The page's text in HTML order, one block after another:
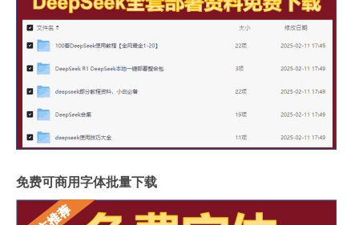
免费可商用字体批量下载